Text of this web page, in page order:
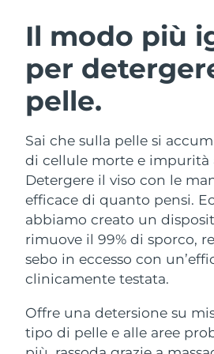
Il modo più
per
pelle.
Sai che sulla pelle si
di cellule morte e impurità
Detergere il viso con le
efficace di quanto pensi.
abbiamo creato un
rimuove il 99% di sporco,
sebo in eccesso con
clinicamente testata.
Offre una detersione su
tipo di pelle e alle aree
Detersione viso
Anti-aging massage
LUNA™ 4 Plus
Massage, LED
LUNA™ 4 Men
Microcurrent toning
BEAR™ 2 go
Microcurrent toning
BEAR™ 2 eyes
Idratazione
UFO™ 3
Deep facial
Near-infrared and
device
issa™ 4
Hybrid silicone
Smart hybrid
TRATTAMENTI ANTI-
Anti-age
Austria
Bahrein
Belgio
Bermuda
Bosnia ed
Erzegovina
Brunei
Bulgaria
Cile